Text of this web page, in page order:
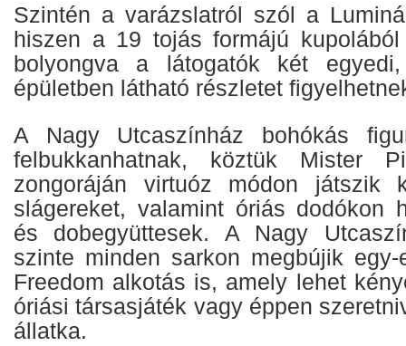
Szintén a varázslatról szól a
hiszen a 19 tojás formájú
bolyongva a látogatók két
épületben látható részletet
A Nagy Utcaszínház bohókás
felbukkanhatnak, köztük Mister
zongoráján virtuóz módon játszik
slágereket, valamint óriás dodókon
és dobegyüttesek. A Nagy
szinte minden sarkon megbújik
Freedom alkotás is, amely lehet
óriási társasjáték vagy éppen
állatka.